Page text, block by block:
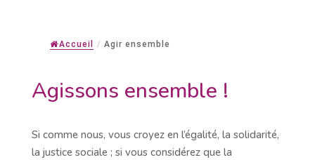
Accueil / Agir ensemble
Agissons ensemble !
Si comme nous, vous croyez en l’égalité, la solidarité,
la justice sociale ; si vous considérez que la